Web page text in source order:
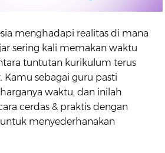
menghadapi realitas di mana
sering kali memakan waktu
tuntutan kurikulum terus
Kamu sebagai guru pasti
waktu, dan inilah
cerdas & praktis dengan
menyederhanakan